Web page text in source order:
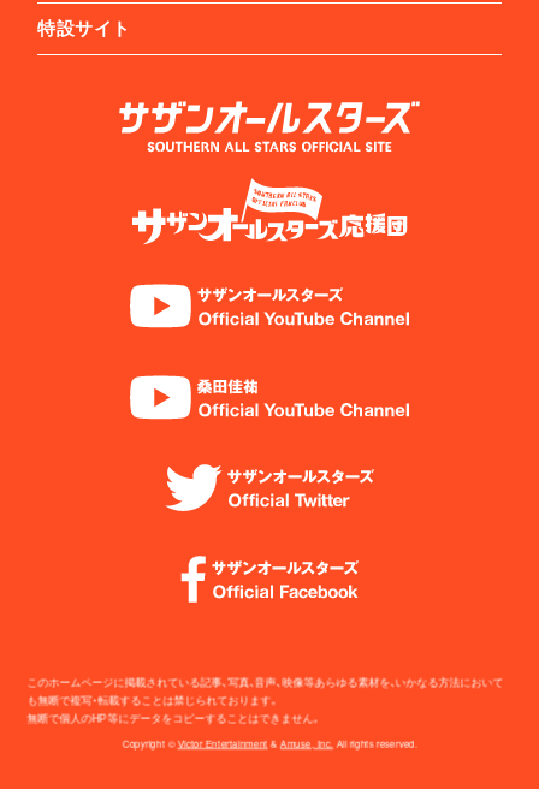
特設サイト
このホームページに掲載されている記事、写真、音声、映像等あらゆる素材を、いかなる方法において
も無断で複写・転載することは禁じられております。
無断で個人のHP等にデータをコピーすることはできません。
Copyright ©Victor Entertainment &Amuse, Inc. All rights reserved.